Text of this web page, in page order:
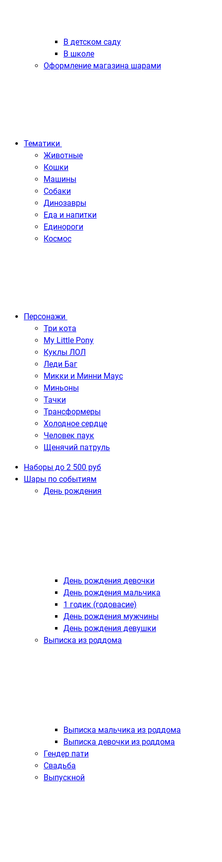
В детском саду
В школе
Оформление магазина шарами
Тематики
Животные
Кошки
Машины
Собаки
Динозавры
Еда и напитки
Единороги
Космос
Персонажи
Три кота
My Little Pony
Куклы ЛОЛ
Леди Баг
Микки и Минни Маус
Миньоны
Тачки
Трансформеры
Холодное сердце
Человек паук
Щенячий патруль
Наборы до 2 500 руб
Шары по событиям
День рождения
День рождения девочки
День рождения мальчика
1 годик (годовасие)
День рождения мужчины
День рождения девушки
Выписка из роддома
Выписка мальчика из роддома
Выписка девочки из роддома
Гендер пати
Свадьба
Выпускной